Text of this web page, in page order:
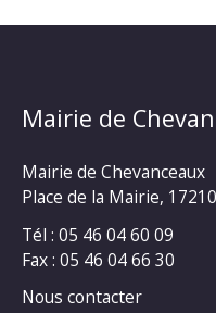
Mairie de
Mairie de Chevanceaux
Place de la Mairie,
Tél : 05 46 04 60 09
Fax : 05 46 04 66 30
Nous contacter